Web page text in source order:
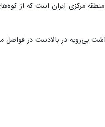
کیلومتر بزرگترین رودخانه منطقه
بی‌رویه در بالادست در